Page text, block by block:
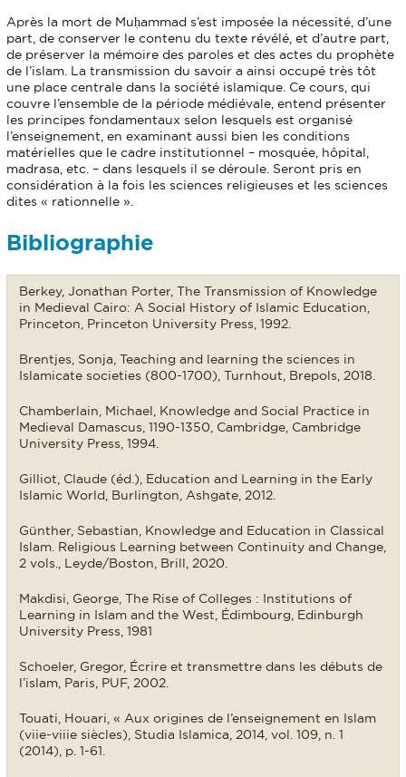
Après la mort de Muḥammad s’est imposée la nécessité, d’une
part, de conserver le contenu du texte révélé, et d’autre part,
de préserver la mémoire des paroles et des actes du prophète
de l’islam. La transmission du savoir a ainsi occupé très tôt
une place centrale dans la société islamique. Ce cours, qui
couvre l’ensemble de la période médiévale, entend présenter
les principes fondamentaux selon lesquels est organisé
l’enseignement, en examinant aussi bien les conditions
matérielles que le cadre institutionnel – mosquée, hôpital,
madrasa, etc. – dans lesquels il se déroule. Seront pris en
considération à la fois les sciences religieuses et les sciences
dites « rationnelle ».
Bibliographie
Berkey, Jonathan Porter, The Transmission of Knowledge
in Medieval Cairo: A Social History of Islamic Education,
Princeton, Princeton University Press, 1992.
Brentjes, Sonja, Teaching and learning the sciences in
Islamicate societies (800-1700), Turnhout, Brepols, 2018.
Chamberlain, Michael, Knowledge and Social Practice in
Medieval Damascus, 1190-1350, Cambridge, Cambridge
University Press, 1994.
Gilliot, Claude (éd.), Education and Learning in the Early
Islamic World, Burlington, Ashgate, 2012.
Günther, Sebastian, Knowledge and Education in Classical
Islam. Religious Learning between Continuity and Change,
2 vols., Leyde/Boston, Brill, 2020.
Makdisi, George, The Rise of Colleges : Institutions of
Learning in Islam and the West, Édimbourg, Edinburgh
University Press, 1981
Schoeler, Gregor, Écrire et transmettre dans les débuts de
l’islam, Paris, PUF, 2002.
Touati, Houari, « Aux origines de l’enseignement en Islam
(viie-viiie siècles), Studia Islamica, 2014, vol. 109, n. 1
(2014), p. 1-61.